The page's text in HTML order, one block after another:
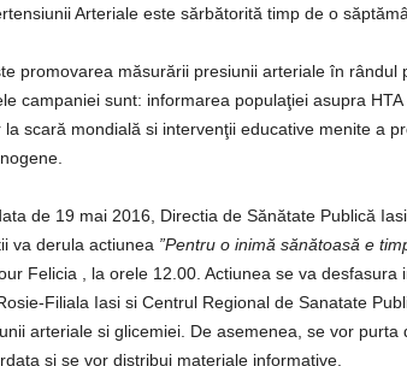
Arteriale este sărbătorită timp de o
promovarea măsurării presiunii arteriale în rândul
campaniei sunt: informarea populaţiei asupra
scară mondială si intervenţii educative menite a
de 19 mai 2016, Directia de Sănătate Publică
va derula actiunea ”Pentru o inimă sănătoasă e
Felicia , la orele 12.00. Actiunea se va desfasura
Filiala Iasi si Centrul Regional de Sanatate
arteriale si glicemiei. De asemenea, se vor purta
si se vor distribui materiale informative.